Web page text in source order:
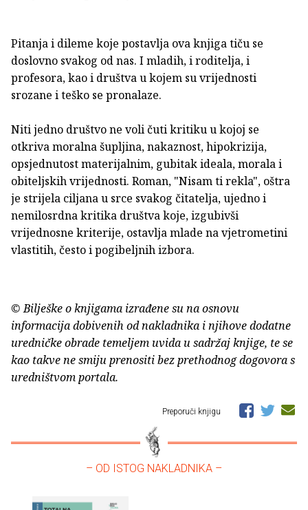
Pitanja i dileme koje postavlja ova knjiga tiču se
doslovno svakog od nas. I mladih, i roditelja, i
profesora, kao i društva u kojem su vrijednosti
srozane i teško se pronalaze.
Niti jedno društvo ne voli čuti kritiku u kojoj se
otkriva moralna šupljina, nakaznost, hipokrizija,
opsjednutost materijalnim, gubitak ideala, morala i
obiteljskih vrijednosti. Roman, "Nisam ti rekla", oštra
je strijela ciljana u srce svakog čitatelja, ujedno i
nemilosrdna kritika društva koje, izgubivši
vrijednosne kriterije, ostavlja mlade na vjetrometini
vlastitih, često i pogibeljnih izbora.
© Bilješke o knjigama izrađene su na osnovu
informacija dobivenih od nakladnika i njihove dodatne
uredničke obrade temeljem uvida u sadržaj knjige, te se
kao takve ne smiju prenositi bez prethodnog dogovora s
uredništvom portala.
Preporuči knjigu
– OD ISTOG NAKLADNIKA –